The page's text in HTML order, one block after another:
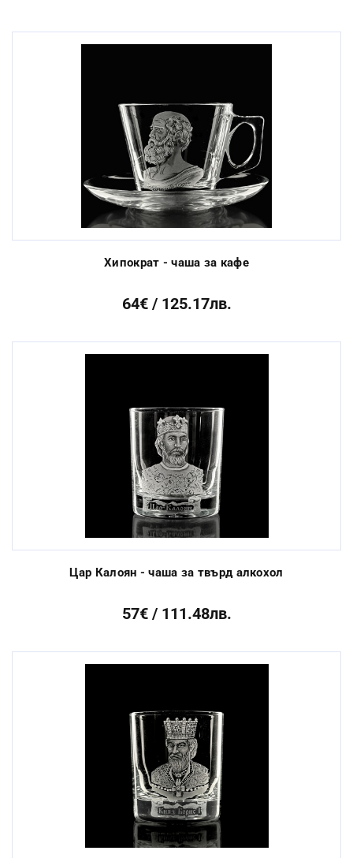
Хипократ - чаша за кафе
64€ / 125.17лв.
Цар Калоян - чаша за твърд алкохол
57€ / 111.48лв.